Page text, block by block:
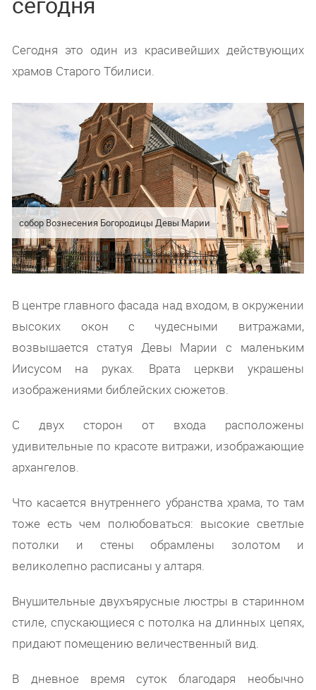
Сегодня это один из красивейших действующих
храмов Старого Тбилиси.
собор Вознесения Богородицы Девы Марии
В центре главного фасада над входом, в окружении
высоких окон с чудесными витражами,
возвышается статуя Девы Марии с маленьким
Иисусом на руках. Врата церкви украшены
изображениями библейских сюжетов.
С двух сторон от входа расположены
удивительные по красоте витражи, изображающие
архангелов.
Что касается внутреннего убранства храма, то там
тоже есть чем полюбоваться: высокие светлые
потолки и стены обрамлены золотом и
великолепно расписаны у алтаря.
Внушительные двухъярусные люстры в старинном
стиле, спускающиеся с потолка на длинных цепях,
придают помещению величественный вид.
В дневное время суток благодаря необычно